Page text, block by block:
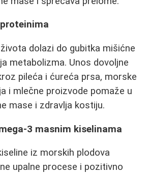
dolazi do gubitka mišićne
metabolizma. Unos dovoljne
pileća i ćureća prsa, morske
i mlečne proizvode pomaže u
mase i zdravlja kostiju.
3 masnim kiselinama
iz morskih plodova
upalne procese i pozitivno